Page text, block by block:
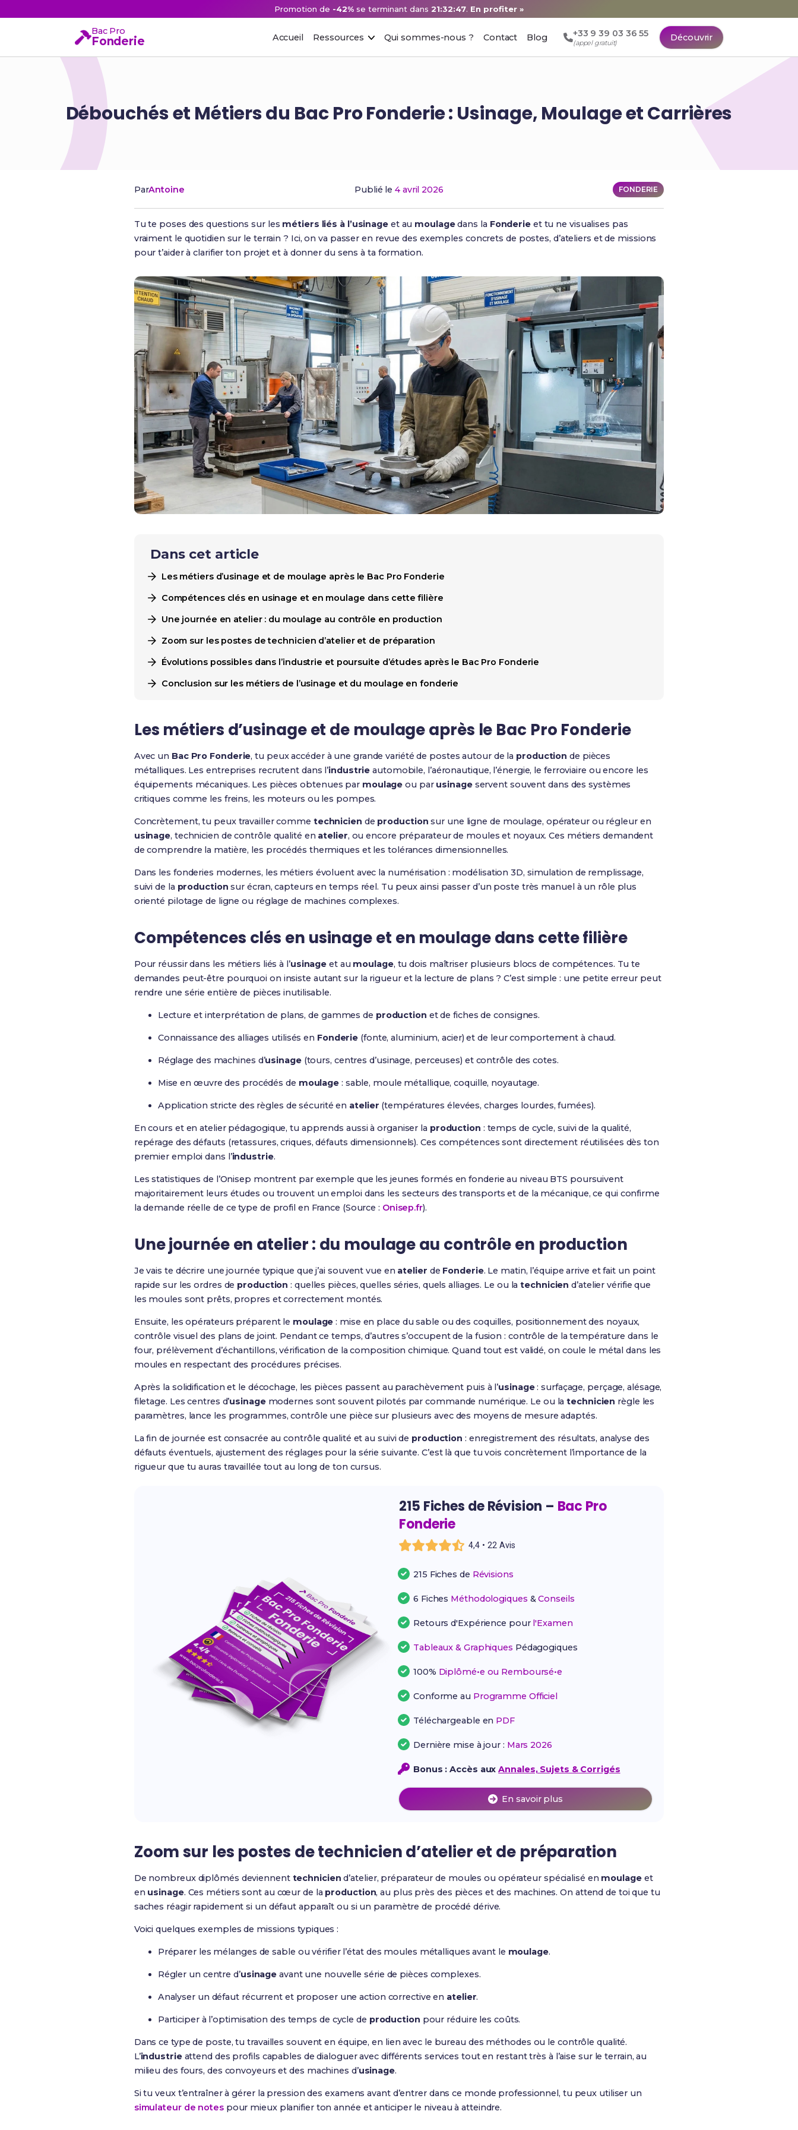
Promotion de -42%se terminant dans 21:32:46. En profiter »
Bac Pro
Fonderie Accueil Ressources Qui sommes-nous ? Contact Blog +33 9 39 03 36 55
(appel gratuit)
Découvrir
Débouchés et Métiers du Bac Pro Fonderie : Usinage, Moulage et Carrières
ParAntoine Publié le4 avril 2026 FONDERIE
Tu te poses des questions sur les métiers liés à l’usinageet au moulagedans la Fonderieet tu ne visualises pas
vraiment le quotidien sur le terrain ? Ici, on va passer en revue des exemples concrets de postes, d’ateliers et de missions
pour t’aider à clarifier ton projet et à donner du sens à ta formation.
Dans cet article
Les métiers d’usinage et de moulage après le Bac Pro Fonderie
Compétences clés en usinage et en moulage dans cette filière
Une journée en atelier : du moulage au contrôle en production
Zoom sur les postes de technicien d’atelier et de préparation
Évolutions possibles dans l’industrie et poursuite d’études après le Bac Pro Fonderie
Conclusion sur les métiers de l’usinage et du moulage en fonderie
Les métiers d’usinage et de moulage après le Bac Pro Fonderie
Avec un Bac Pro Fonderie, tu peux accéder à une grande variété de postes autour de la production de pièces
métalliques. Les entreprises recrutent dans l’industrie automobile, l’aéronautique, l’énergie, le ferroviaire ou encore les
équipements mécaniques. Les pièces obtenues par moulage ou par usinageservent souvent dans des systèmes
critiques comme les freins, les moteurs ou les pompes.
Concrètement, tu peux travailler comme technicien de production sur une ligne de moulage, opérateur ou régleur en
usinage, technicien de contrôle qualité en atelier, ou encore préparateur de moules et noyaux. Ces métiers demandent
de comprendre la matière, les procédés thermiques et les tolérances dimensionnelles.
Dans les fonderies modernes, les métiers évoluent avec la numérisation : modélisation 3D, simulation de remplissage,
suivi de la production sur écran, capteurs en temps réel. Tu peux ainsi passer d’un poste très manuel à un rôle plus
orienté pilotage de ligne ou réglage de machines complexes.
Compétences clés en usinage et en moulage dans cette filière
Pour réussir dans les métiers liés à l’usinage et au moulage, tu dois maîtriser plusieurs blocs de compétences. Tu te
demandes peut-être pourquoi on insiste autant sur la rigueur et la lecture de plans ? C’est simple : une petite erreur peut
rendre une série entière de pièces inutilisable.
Lecture et interprétation de plans, de gammes de production et de fiches de consignes.
Connaissance des alliages utilisés en Fonderie (fonte, aluminium, acier) et de leur comportement à chaud.
Réglage des machines d’usinage(tours, centres d’usinage, perceuses) et contrôle des cotes.
Mise en œuvre des procédés de moulage : sable, moule métallique, coquille, noyautage.
Application stricte des règles de sécurité en atelier (températures élevées, charges lourdes, fumées).
En cours et en atelier pédagogique, tu apprends aussi à organiser la production : temps de cycle, suivi de la qualité,
repérage des défauts (retassures, criques, défauts dimensionnels). Ces compétences sont directement réutilisées dès ton
premier emploi dans l’industrie.
Les statistiques de l’Onisep montrent par exemple que les jeunes formés en fonderie au niveau BTS poursuivent
majoritairement leurs études ou trouvent un emploi dans les secteurs des transports et de la mécanique, ce qui confirme
la demande réelle de ce type de profil en France (Source : Onisep.fr).
Une journée en atelier : du moulage au contrôle en production
Je vais te décrire une journée typique que j’ai souvent vue en atelier de Fonderie. Le matin, l’équipe arrive et fait un point
rapide sur les ordres de production : quelles pièces, quelles séries, quels alliages. Le ou latechnicien d’atelier vérifie que
les moules sont prêts, propres et correctement montés.
Ensuite, les opérateurs préparent le moulage : mise en place du sable ou des coquilles, positionnement des noyaux,
contrôle visuel des plans de joint. Pendant ce temps, d’autres s’occupent de la fusion : contrôle de la température dans le
four, prélèvement d’échantillons, vérification de la composition chimique. Quand tout est validé, on coule le métal dans les
moules en respectant des procédures précises.
Après la solidification et le décochage, les pièces passent au parachèvement puis à l’usinage: surfaçage, perçage, alésage,
filetage. Les centres d’usinagemodernes sont souvent pilotés par commande numérique. Le ou latechnicien règle les
paramètres, lance les programmes, contrôle une pièce sur plusieurs avec des moyens de mesure adaptés.
La fin de journée est consacrée au contrôle qualité et au suivi de production : enregistrement des résultats, analyse des
défauts éventuels, ajustement des réglages pour la série suivante. C’est là que tu vois concrètement l’importance de la
rigueur que tu auras travaillée tout au long de ton cursus.
215 Fiches de Révision – Bac Pro
Fonderie
4,4 • 22 Avis
215 Fiches de Révisions
6 Fiches Méthodologiques &Conseils
Retours d'Expérience pour l'Examen
Tableaux & Graphiques Pédagogiques
100% Diplômé•e ou Remboursé•e
Conforme au Programme Officiel
Téléchargeable en PDF
Dernière mise à jour : Mars 2026
Bonus : Accès auxAnnales, Sujets & Corrigés
En savoir plus
Zoom sur les postes de technicien d’atelier et de préparation
De nombreux diplômés deviennent technicien d’atelier, préparateur de moules ou opérateur spécialisé en moulageet
en usinage. Ces métiers sont au cœur de la production, au plus près des pièces et des machines. On attend de toi que tu
saches réagir rapidement si un défaut apparaît ou si un paramètre de procédé dérive.
Voici quelques exemples de missions typiques :
Préparer les mélanges de sable ou vérifier l’état des moules métalliques avant le moulage.
Régler un centre d’usinage avant une nouvelle série de pièces complexes.
Analyser un défaut récurrent et proposer une action corrective en atelier.
Participer à l’optimisation des temps de cycle de production pour réduire les coûts.
Dans ce type de poste, tu travailles souvent en équipe, en lien avec le bureau des méthodes ou le contrôle qualité.
L’industrieattend des profils capables de dialoguer avec différents services tout en restant très à l’aise sur le terrain, au
milieu des fours, des convoyeurs et des machines d’usinage.
Si tu veux t’entraîner à gérer la pression des examens avant d’entrer dans ce monde professionnel, tu peux utiliser un
simulateur de notespour mieux planifier ton année et anticiper le niveau à atteindre.